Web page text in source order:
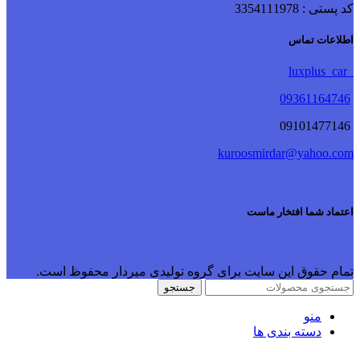
کد پستی : 3354111978
اطلاعات تماس
09361164746
kuroosmirdar@yahoo.com
اعتماد شما افتخار ماست
تمام حقوق این سایت برای گروه تولیدی میردار محفوظ است.
جستجو
منو
دسته بندی ها